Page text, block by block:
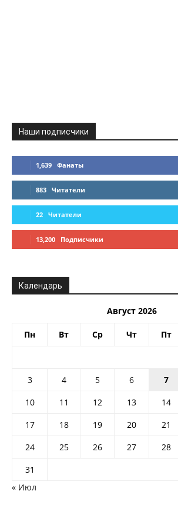
Наши подписчики
1,639 Фанаты
883 Читатели
22 Читатели
13,200 Подписчики
Календарь
Август 2026
Пн Вт Ср Чт Пт
3
4 5 6 7
10
11 12 13 14
17
18 19 20 21
24
25 26 27 28
31
« Июл